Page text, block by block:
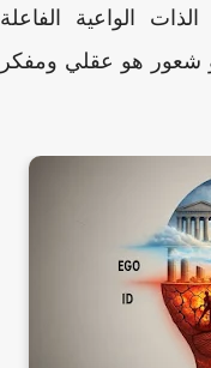
الواعية الفاعلة
هو عقلي ومفكر